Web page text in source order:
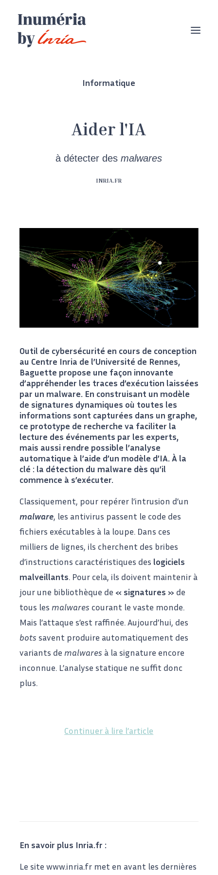
Informatique
Aider l'IA
à détecter desmalwares
INRIA.FR
Outil de cybersécurité en cours de conception
au Centre Inria de l’Université de Rennes,
Baguette propose une façon innovante
d’appréhender les traces d’exécution laissées
par un malware. En construisant un modèle
de signatures dynamiques où toutes les
informations sont capturées dans un graphe,
ce prototype de recherche va faciliter la
lecture des événements par les experts,
mais aussi rendre possible l’analyse
automatique à l’aide d’un modèle d’IA. À la
clé : la détection du malware dès qu’il
commence à s’exécuter.
Classiquement, pour repérer l’intrusion d’un
malware, les antivirus passent le code des
fichiers exécutables à la loupe. Dans ces
milliers de lignes, ils cherchent des bribes
d’instructions caractéristiques des logiciels
malveillants. Pour cela, ils doivent maintenir à
jour une bibliothèque de « signatures » de
tous les malwares courant le vaste monde.
Mais l’attaque s’est raffinée. Aujourd’hui, des
bots savent produire automatiquement des
variants de malwares à la signature encore
inconnue. L’analyse statique ne suffit donc
plus.
Continuer à lire l’article
En savoir plus Inria.fr :
Le site www.inria.fr met en avant les dernières